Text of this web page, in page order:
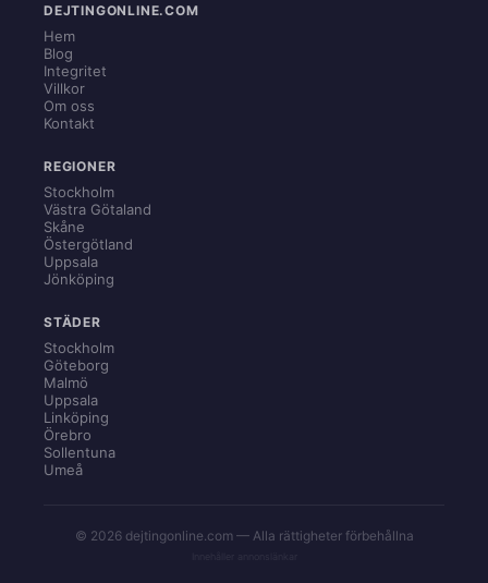
DEJTINGONLINE.COM
Hem
Blog
Integritet
Villkor
Om oss
Kontakt
REGIONER
Stockholm
Västra Götaland
Skåne
Östergötland
Uppsala
Jönköping
STÄDER
Stockholm
Göteborg
Malmö
Uppsala
Linköping
Örebro
Sollentuna
Umeå
© 2026 dejtingonline.com — Alla rättigheter förbehållna